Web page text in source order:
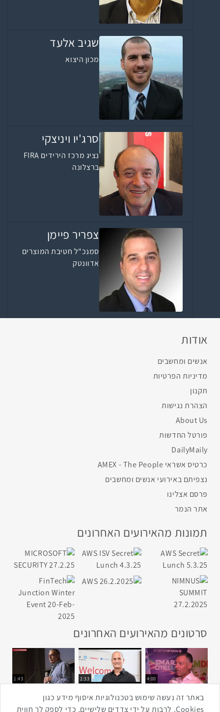
שגיב אלעד
מכון היצוא
סרג'יו ויניצקי
נציג מרכז הירידים FIRA
ברצלונה
צפריר פיימן
סמנכ"ל חטיבת המוצרים
אדוונטק
אודות
אנשים ומחשבים
מדיניות הפרטיות
תקנון
הצהרת נגישות
About Us
פורטל החדשות
DailyMaily
כרטיס אשראי AMEX - The People
נצפיתם באירועי אנשים ומחשבים
פרסם אצלינו
אתר הנמר
תמונות מהאירועים האחרונים
סרטונים מהאירועים האחרונים
4:00
2:33
1:43
באתר זה נעשה שימוש בטכנולוגיות איסוף מידע כגון
Cookies, לרבות על ידי צדדים שלישיים, כדי לספק לך חווית